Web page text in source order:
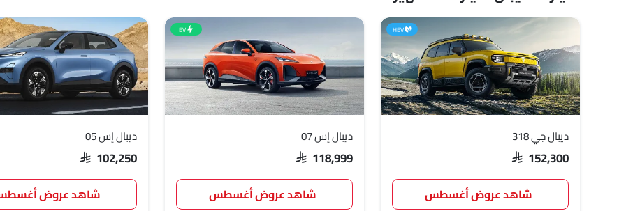
HEV
ديبال جي 318
SAR 152,300
شاهد عروض أغسطس
EV
ديبال إس 07
SAR 118,999
شاهد عروض أغسطس
ديبال إس 05
SAR 102,250
شاهد عروض